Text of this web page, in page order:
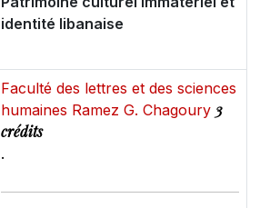
identité libanaise
Faculté des lettres et des sciences
humaines Ramez G. Chagoury 3
crédits
.